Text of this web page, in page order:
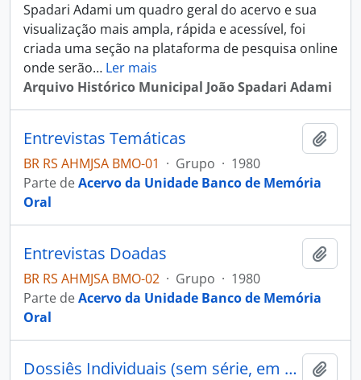
Spadari Adami um quadro geral do acervo e sua
visualização mais ampla, rápida e acessível, foi
criada uma seção na plataforma de pesquisa online
onde serão… Ler mais
Arquivo Histórico Municipal João Spadari Adami
Entrevistas Temáticas
BR RS AHMJSA BMO-01 · Grupo · 1980
Parte deAcervo da Unidade Banco de Memória
Oral
Entrevistas Doadas
BR RS AHMJSA BMO-02 · Grupo · 1980
Parte deAcervo da Unidade Banco de Memória
Oral
Dossiês Individuais (sem série, em processamento)